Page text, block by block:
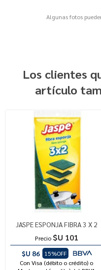
Algunas fotos
Los clientes
artículo
JASPE ESPONJA FIBRA 3 X 2
Precio $U 101
$U 86
15%OFF
Con Visa (débito o crédito) o